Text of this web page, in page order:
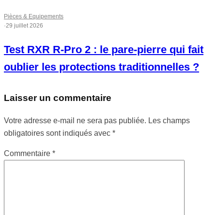
Pièces & Equipements
·29 juillet 2026
Test RXR R-Pro 2 : le pare-pierre qui fait
oublier les protections traditionnelles ?
Laisser un commentaire
Votre adresse e-mail ne sera pas publiée. Les champs
obligatoires sont indiqués avec *
Commentaire *